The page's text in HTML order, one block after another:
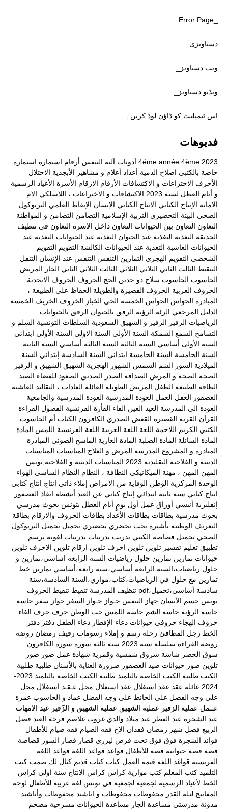
دستاویزی
ویب دستاویز_
ویڈیو دستاویز_
اس ٹیمپلیٹ کو ڈاؤن لوڈ کریں۔
فديوهات
2023
4ème
4éme année آدونات آلية التنفس أرقام استمارة استمارة
خاصة بالكتبي اصلاح الدمية أعداد أعلام و مشاهير الأبجدية الاحتلال
الأحرف الاختراعات و الاكتشافات الأرقام الارقام الأسرة الأعياد الرسمية
و أيام العطل لسنة 2023
الاكتشافات و الاختراعات ، اللاسلكي الام
الامانة الإنتاج الكتابي الانتاج الكتابي الإنسان الإيقاظ العلمي البرتوكول
الصحي البيئة التحضيري التربية الإسلامية التضامن التضامن و المواطنة
التعاون التعاون بين الحيوانات التعاون داخل الاسرة التعاون في تنظيف
الحديقة التغذية التغذية عند الحيوان التغذية عند الحيوانات التغذية عند
الحيوانات العاشبة التغذية عند الحيوانات الكالشة التقويم التقويم
الشخصي التقويم الهجري التمارين التنفس التنفس عند الإنسان التنقل
التنقيط الثالث الثاني الثلاثي الثلاثي الثالث الثلاثي الثاني الجار المريض
الحاسوب الحاسوب سلاح ذو حدين الحج الحروف الحروف الابجدية
الحروف العربية الحروف القصيرة والطويلة الحفاظ على الطبيعة ،
المبادرة الحواس الحواس الخمسة الحي الخباز الخروف الخريف الخمسة
الدليل المرجعي الرئة الرؤية الرفق بالحيوان الرفق بالحيوانات
الرياضيات الزفير الزفير و الشهيق السعودية السلطات التونسية السلم و
التسامح السمع السمكة السنة الأولى السنة الاولى السنة الأولى ابتدائي
السنة الأولى أساسي السنة الثالثة السنة الثالثة أساسي السنة الثانية
السنة الخامسة السنة الخامسة ابتدائي السنة السادسة إبتدائي السنة
الميلادية السور الشم الشمس الشهور الهجرية الشهيق الشهيق و الزفير
الصحة الصحة و المرض الصداقة الصدر الصديق الصعود للفضاء الصيد
الطاقة الطبيعة الطفل المريض الطويلة العائلة العادات ، التقاليد العاشبة
العصفور العقل العمل العودة المدرسية العودة المدرسية والجامعية
العودة الى المدرسة العيد العين الفاء الفأرة الفرنسية الفصول القراءة
القرآن القرية القصيرة القفض الصدري الكافرون الكتاب أم الحاسوب
الكتبي الكريم اللاحمة اللغة اللغة العربية اللغة الفرنسية اللمس المادة
المادة السائلة المادة الصلبة المادة الغازية الماسح الضوئي المبادرة
المبادرة و المشروع المدرسة المرض و العلاج المناسبات المناسبات
الدينية و الفلاحية التقليدية 2023
المناسبات الدينية و الفلاحية;تونس
المهن المهن ، مهنة الميكانيكي النظافة ، النظام النظام الساسي الهواء
الوحدة المركزية الوطن الوقاية من الامراض إملاء ذاتي انتاج انتاج كتابي
انتاج كتابي سنة ثانية ابتدائي إنتاج كتابي عن العيد أنشطة انقاذ العصفور
إنقليزية أنيسي أوراق عمل أول يومٍ أيام العطل بتونس بحوث مدرسي
بحوث مدرسية بطاقات بطاقات الأعداد بطاقات الحروف والارقام بطاقة
التعريف الوطنية تأشيرة تحت تحضري تحضيري تحميل تحميل البرتوكول
الصحي تحميل قصاصة الكتبي تدريب تدريبات تدريبات لغوية ترسم
تطبيق تعليم تفسير تلوين تلوين احرف تلوين ارقام تلوين الاحرف تلوين
حيوانات تمارين تمارين حلول رياضيات السنة الرابعة اساسي،تمارين و
حلول رياضيات،السنة الرابعة أساسي،سنة رابعة،أساسي تمارين خط
تمارين مع حلول في الرياضيات،كتاب،موازي،السنة السادسة،سنة
سادسة أساسي،تحميل،pdf
تنظيف المدرسة تنقيط تنقيط الحروف
تونس جسم الأنسان جهاز التنفس جـواز جـواز السفر جواز سفر حاسة
حاسة الرؤية حاسة الشم حاسة اللمس حب الوطن حرف حرف الفاء
حروف الهجاء حروفي حيوانات دعاء الإفطار دعاء الطفل دفتر دفتر
الخط رجل المطافئ رحلة رسم و إملاء رسومات رفيف رمضان روضة
روضة القراءة سلسلة سنة 2023 سنة ثالثة سورة سورة الكافرون
سوق الخضر شاشة شروق شمسية وقمرية شهادة عمل صور صور
تلوين صور حيوانات صيد العصفور ضرورة العناية بالأسنان طلبية طلبية
الكتب طلبية الكتب الخاصة بالتلميذ
طلبية الكتب الخاصة بالتلميذ 2023-
2024 عائلة عقد عقد استغلال عقد استغلال محل عـقـد استغلال محل
على وجه الفضل على الخائط على وجه الفضل عماد و الحاسوب عمرة
عــمل عملية الزفير عملية الشهيق عملية الشهيق و الزّفير عيد الامهات
عيد الشجرة عيد الفطر عيد ميلاد والدي غروب غلاصم فرحة العيد فصل
الربيع فضل شهر رمضان فقدان الاخ فقه الصيام فقه صيام للأطفال
فوائد الشجرة فوق فوق تحت قرص ليزري قصار قصار السور قصاصة
قصة قصة حيوانية قصة للأطفال قواعد قواعد اللغة قواعد اللغة
الفرنسية قواغد اللغة قيمة العمل كتاب كتاب قديم كتال لك صمت كتب
التلميذ كتب المعلم كتب موازية كراس كراس الانتاج سنة اولى كراس
الخط لأعياد الرسمية لجمعية لجمعية في تونس لغة عربية للأطفال لوحة
المفاتيح ليلة القدر محفوظات محفوظات و اناشيد محفوظات وأناشيد
مدونة مدرستي مساعدة الجار مساعدة الحيوانات مسرحية مضخم